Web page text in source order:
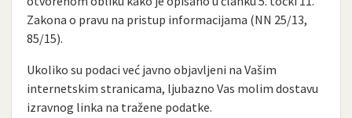
Zakona o pravu na pristup informacijama (NN 25/13,
85/15).
Ukoliko su podaci već javno objavljeni na Vašim
internetskim stranicama, ljubazno Vas molim dostavu
izravnog linka na tražene podatke.